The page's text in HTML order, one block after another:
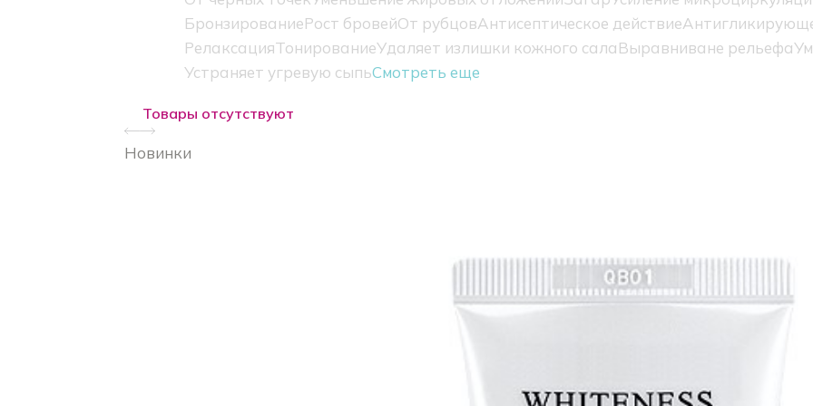
БронзированиеРост бровейОт рубцовАнтисептическое действие
РелаксацияТонированиеУдаляет излишки кожного салаВыравниване рельефа
Устраняет угревую сыпьСмотреть еще
Товары отсутствуют
Новинки